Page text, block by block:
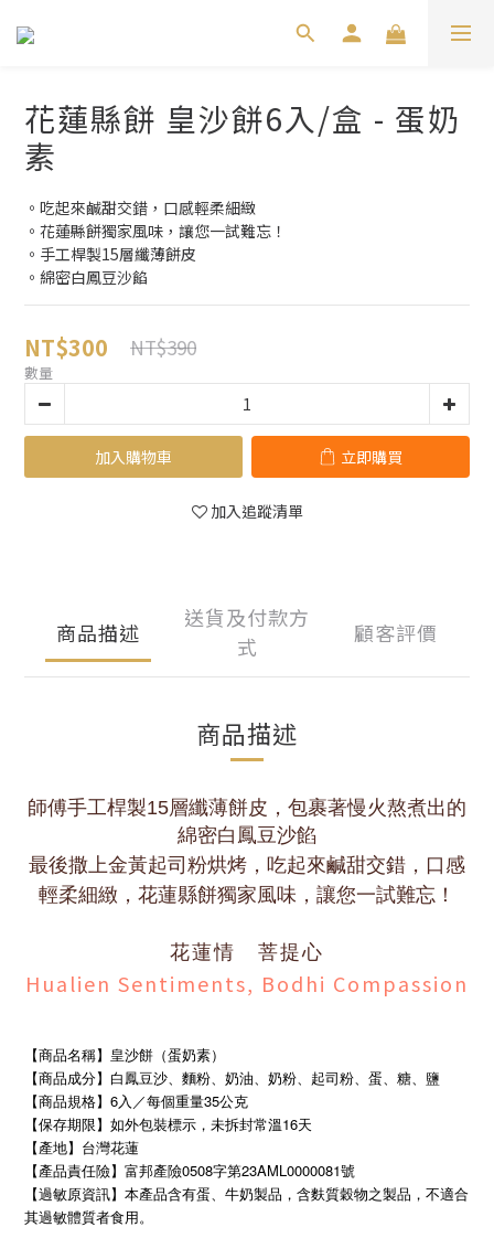
花蓮縣餅 皇沙餅6入/盒 - 蛋奶
素
。吃起來鹹甜交錯，口感輕柔細緻
。花蓮縣餅獨家風味，讓您一試難忘！
。手工桿製15層纖薄餅皮
。綿密白鳳豆沙餡
NT$300 NT$390
數量
加入購物車 立即購買
加入追蹤清單
商品描述
送貨及付款方
式
顧客評價
商品描述
師傅手工桿製15層纖薄餅皮，包裹著慢火熬煮出的
綿密白鳳豆沙餡
最後撒上金黃起司粉烘烤，吃起來鹹甜交錯，口感
輕柔細緻，花蓮縣餅獨家風味，讓您一試難忘！
花蓮情 菩提心
Hualien Sentiments, Bodhi Compassion
【商品名稱】皇沙餅（蛋奶素）
【商品成分】白鳳豆沙、麵粉、奶油、奶粉、起司粉、蛋、糖、鹽
【商品規格】6入／每個重量35公克
【保存期限】如外包裝標示，未拆封常溫16天
【產地】台灣花蓮
【產品責任險】富邦產險0508字第23AML0000081號
【過敏原資訊】本產品含有蛋、牛奶製品，含麩質穀物之製品，不適合
其過敏體質者食用。